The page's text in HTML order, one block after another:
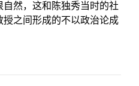
然，这和陈独秀当时的社
之间形成的不以政治论成